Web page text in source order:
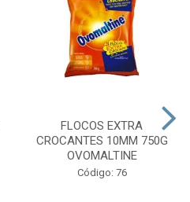
FLOCOS EXTRA
CROCANTES 10MM 750G
OVOMALTINE
Código: 76